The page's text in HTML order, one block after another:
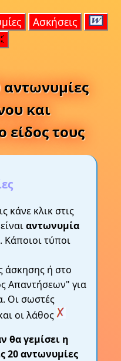
Ασκήσεις
αντωνυμίες
και
είδος τους
κάνε κλικ στις
αντωνυμία
Κάποιοι τύποι
άσκησης ή στο
Απαντήσεων" για
Οι σωστές
οι λάθος
θα γεμίσει η
20 αντωνυμίες